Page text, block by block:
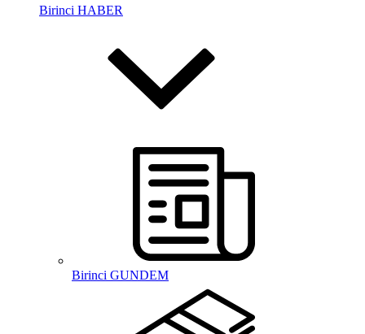
Birinci HABER
Birinci GUNDEM